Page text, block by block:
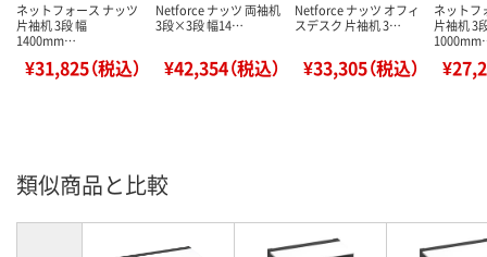
ネットフォース ナッツ
片袖机 3段 幅
1400mm…
¥31,825（税込）
Netforce ナッツ 両袖机
3段×3段 幅14…
¥42,354（税込）
Netforce ナッツ オフィ
スデスク 片袖机 3…
¥33,305（税込）
ネットフ
片袖机 3
類似商品と比較